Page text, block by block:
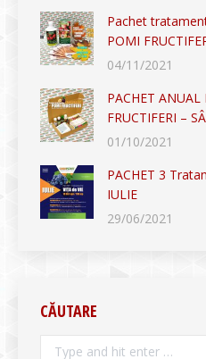
Pachet
POMI
04/11/2021
PACHET
FRUCTIFERI –
01/10/2021
PACHET 3
IULIE
29/06/2021
CĂUTARE
Search: